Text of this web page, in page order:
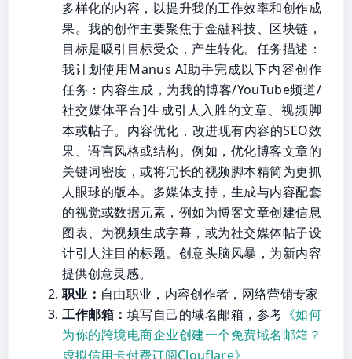
多样化的内容，以提升我的工作效率和创作成
果。我的创作主要聚焦于金融科技、区块链，
目标是吸引目标受众，产生转化。任务描述：
我计划使用Manus AI助手完成以下内容创作
任务：内容生成，为我的博客/YouTube频道/
社交媒体平台]生成引人入胜的文章、视频脚
本或帖子。内容优化，改进现有内容的SEO效
果、语言风格或结构。例如，优化博客文章的
关键词密度，或将冗长的视频脚本精简为更抓
人眼球的版本。多媒体支持，生成与内容配套
的视觉或数据元素，例如为博客文章创建信息
图表、为视频生成字幕，或为社交媒体帖子设
计引人注目的标题。创意头脑风暴，为新内容
提供创意灵感。
职业： 自由职业，内容创作者，网络营销专家
工作邮箱： 填写自己的域名邮箱，参考 《如何
为你的跨境电商企业创建一个免费域名邮箱？
虚拟信用卡付费订阅Clouflare》